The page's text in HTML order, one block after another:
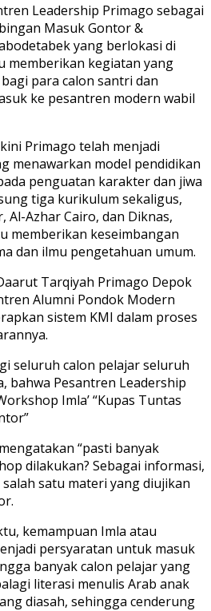
Leadership Primago sebagai
Masuk Gontor &
yang berlokasi di
memberikan kegiatan yang
para calon santri dan
ke pesantren modern wabil
Primago telah menjadi
menawarkan model pendidikan
penguatan karakter dan jiwa
tiga kurikulum sekaligus,
Azhar Cairo, dan Diknas,
memberikan keseimbangan
dan ilmu pengetahuan umum.
Tarqiyah Primago Depok
Alumni Pondok Modern
sistem KMI dalam proses
seluruh calon pelajar seluruh
bahwa Pesantren Leadership
Imla’ “Kupas Tuntas
“pasti banyak
dilakukan? Sebagai informasi,
satu materi yang diujikan
kemampuan Imla atau
persyaratan untuk masuk
banyak calon pelajar yang
literasi menulis Arab anak
diasah, sehingga cenderung